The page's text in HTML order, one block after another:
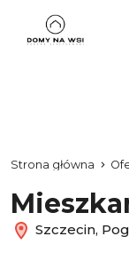
Strona główna
Szczecin,